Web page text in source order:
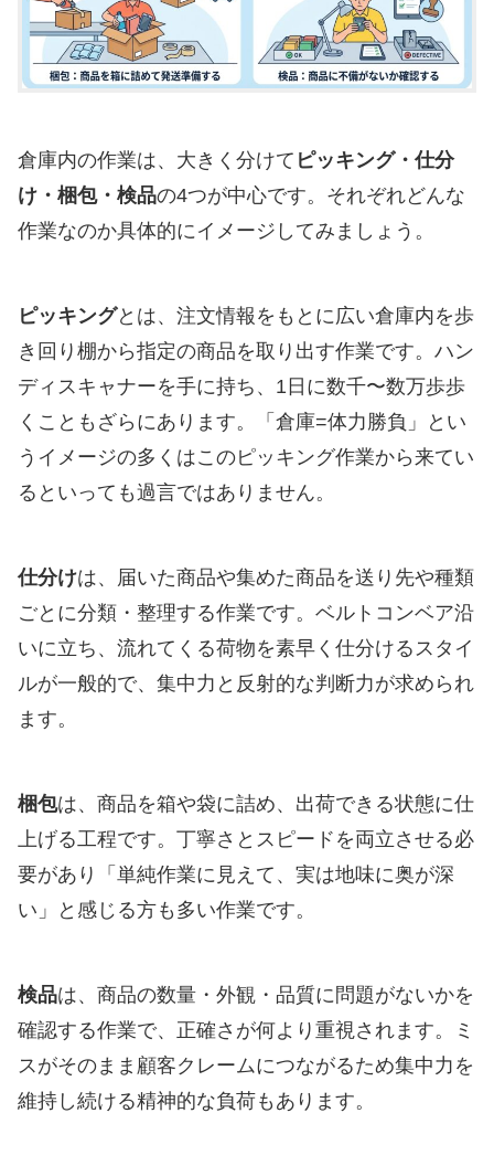
倉庫内の作業は、大きく分けて ピッキング・仕分
け・梱包・検品の4つが中心です。それぞれどんな
作業なのか具体的にイメージしてみましょう。
ピッキングとは、注文情報をもとに広い倉庫内を歩
き回り棚から指定の商品を取り出す作業です。ハン
ディスキャナーを手に持ち、1日に数千〜数万歩歩
くこともざらにあります。「倉庫=体力勝負」とい
うイメージの多くはこのピッキング作業から来てい
るといっても過言ではありません。
仕分けは、届いた商品や集めた商品を送り先や種類
ごとに分類・整理する作業です。ベルトコンベア沿
いに立ち、流れてくる荷物を素早く仕分けるスタイ
ルが一般的で、集中力と反射的な判断力が求められ
ます。
梱包は、商品を箱や袋に詰め、出荷できる状態に仕
上げる工程です。丁寧さとスピードを両立させる必
要があり「単純作業に見えて、実は地味に奥が深
い」と感じる方も多い作業です。
検品は、商品の数量・外観・品質に問題がないかを
確認する作業で、正確さが何より重視されます。ミ
スがそのまま顧客クレームにつながるため集中力を
維持し続ける精神的な負荷もあります。